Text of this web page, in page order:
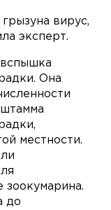
вирус,
эксперт.
Она
местности.
зоокумарина.
до